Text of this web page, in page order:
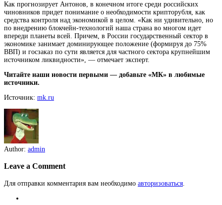
Как прогнозирует Антонов, в конечном итоге среди российских
чиновников придет понимание о необходимости крипторубля, как
средства контроля над экономикой в целом. «Как ни удивительно, но
по внедрению блокчейн-технологий наша страна во многом идет
впереди планеты всей. Причем, в России государственный сектор в
экономике занимает доминирующее положение (формируя до 75%
ВВП) и госзаказ по сути является для частного сектора крупнейшим
источником ликвидности», — отмечает эксперт.
Читайте наши новости первыми — добавьте «МК» в любимые
источники.
Источник: mk.ru
Author: admin
Leave a Comment
Для отправки комментария вам необходимо авторизоваться